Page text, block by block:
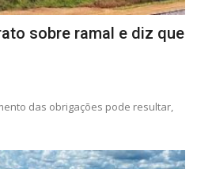
sobre ramal e diz que
das obrigações pode resultar,